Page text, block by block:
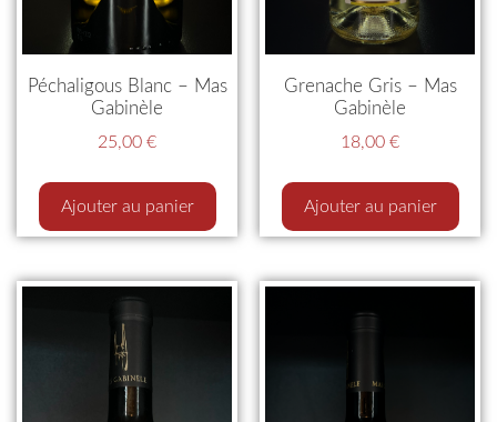
Péchaligous Blanc – Mas
Gabinèle
25,00 €
Ajouter au panier
Grenache Gris – Mas
Gabinèle
18,00 €
Ajouter au panier